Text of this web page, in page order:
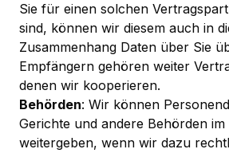
Sie für einen solchen
sind, können wir diesem auch in
Zusammenhang Daten über Sie
Empfängern gehören weiter
denen wir kooperieren.
Behörden: Wir können
Gerichte und andere Behörden
weitergeben, wenn wir dazu